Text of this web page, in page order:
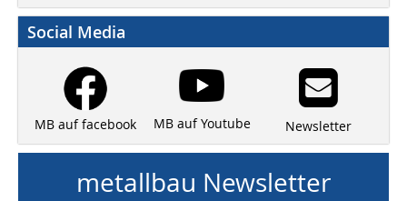
Social Media
MB auf facebook MB auf Youtube Newsletter
metallbau Newsletter